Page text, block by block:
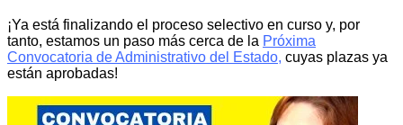
¡Ya está finalizando el proceso selectivo en curso y, por
tanto, estamos un paso más cerca de la Próxima
Convocatoria de Administrativo del Estado, cuyas plazas ya
están aprobadas!